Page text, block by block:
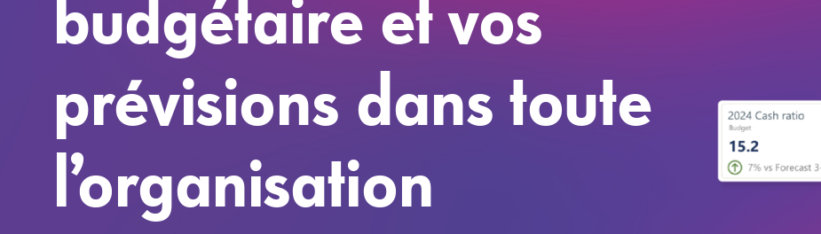
budgétaire et vos
prévisions dans toute
l’organisation